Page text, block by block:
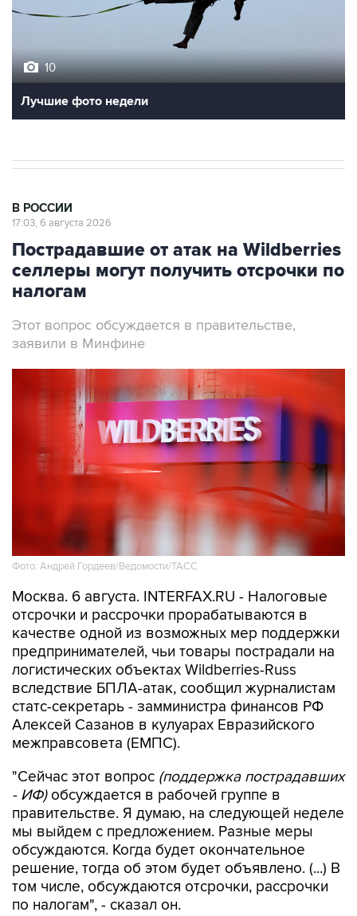
10
Лучшие фото недели
В РОССИИ
17:03, 6 августа 2026
Пострадавшие от атак на Wildberries
селлеры могут получить отсрочки по
налогам
Этот вопрос обсуждается в правительстве,
заявили в Минфине
Фото: Андрей Гордеев/Ведомости/ТАСС
Москва. 6 августа. INTERFAX.RU - Налоговые
отсрочки и рассрочки прорабатываются в
качестве одной из возможных мер поддержки
предпринимателей, чьи товары пострадали на
логистических объектах Wildberries-Russ
вследствие БПЛА-атак, сообщил журналистам
статс-секретарь - замминистра финансов РФ
Алексей Сазанов в кулуарах Евразийского
межправсовета (ЕМПС).
"Сейчас этот вопрос (поддержка пострадавших
- ИФ)обсуждается в рабочей группе в
правительстве. Я думаю, на следующей неделе
мы выйдем с предложением. Разные меры
обсуждаются. Когда будет окончательное
решение, тогда об этом будет объявлено. (...) В
том числе, обсуждаются отсрочки, рассрочки
по налогам", - сказал он.